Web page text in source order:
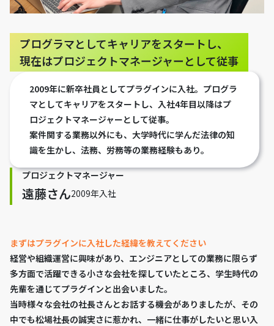
プログラマとしてキャリアをスタートし、
現在はプロジェクトマネージャーとして従事
2009年に新卒社員としてプラグインに入社。プログラ
マとしてキャリアをスタートし、入社4年目以降はプ
ロジェクトマネージャーとして従事。
案件関する業務以外にも、大学時代に学んだ法律の知
識を生かし、法務、労務等の業務経験もあり。
プロジェクトマネージャー
遠藤さん2009年入社
まずはプラグインに入社した経緯を教えてください
経営や組織運営に興味があり、エンジニアとしての業務に限らず
多方面で活躍できる小さな会社を探していたところ、学生時代の
先輩を通じてプラグインと出会いました。
当時様々な会社の社長さんとお話する機会がありましたが、その
中でも松場社長の誠実さに惹かれ、一緒に仕事がしたいと思い入